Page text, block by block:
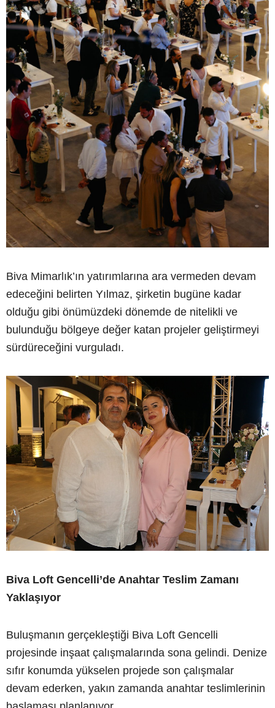
Biva Mimarlık’ın yatırımlarına ara vermeden devam
edeceğini belirten Yılmaz, şirketin bugüne kadar
olduğu gibi önümüzdeki dönemde de nitelikli ve
bulunduğu bölgeye değer katan projeler geliştirmeyi
sürdüreceğini vurguladı.
Biva Loft Gencelli’de Anahtar Teslim Zamanı
Yaklaşıyor
Buluşmanın gerçekleştiği Biva Loft Gencelli
projesinde inşaat çalışmalarında sona gelindi. Denize
sıfır konumda yükselen projede son çalışmalar
devam ederken, yakın zamanda anahtar teslimlerinin